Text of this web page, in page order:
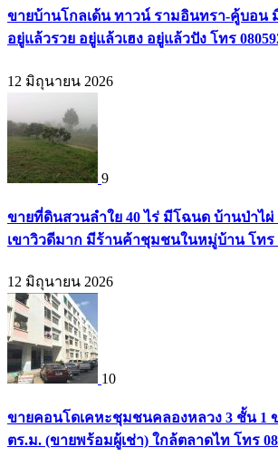
ขายบ้านโกลเด้น ทาวน์ รามอินทรา-คู้บอน
อยู่แล้วรวย อยู่แล้วเฮง อยู่แล้วปัง โทร
12 มิถุนายน 2026
9
ขายที่ดินสวนลำใย 40 ไร่ มีโฉนด บ้านป่าไผ่
เขาวิวดีมาก มีร้านค้าชุมชนในหมู่บ้าน โทร
12 มิถุนายน 2026
10
ขายคอนโดเคหะชุมชนคลองหลวง 3 ชั้น 1
ตร.ม. (ขายพร้อมผู้เช่า) ใกล้ตลาดไท โทร